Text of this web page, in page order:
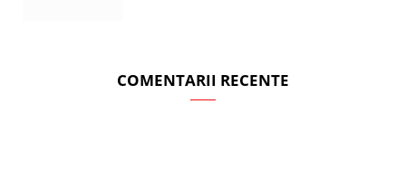
COMENTARII RECENTE